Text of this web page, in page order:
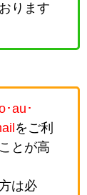
ります
･au･
をご利
とが高
は必